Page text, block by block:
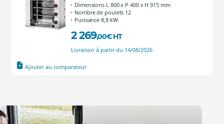
Dimensions L 800 x P 400 x H 915 mm
Nombre de poulets 12
Puissance 8,8 kW
2 269,00€ HT
Livraison à partir du 14/08/2026
Ajouter au comparateur